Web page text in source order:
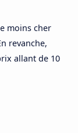
moins cher
revanche,
allant de 10